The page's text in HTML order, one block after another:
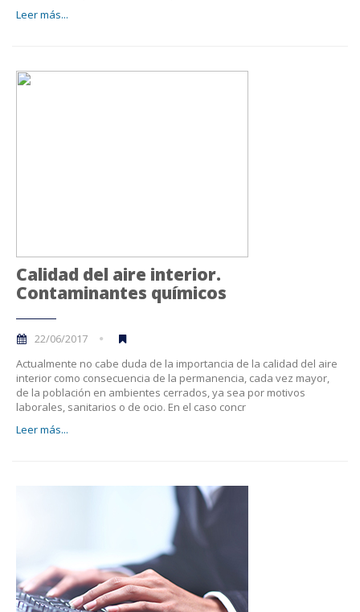
Leer más...
Calidad del aire interior.
Contaminantes químicos
22/06/2017
Actualmente no cabe duda de la importancia de la calidad del aire
interior como consecuencia de la permanencia, cada vez mayor,
de la población en ambientes cerrados, ya sea por motivos
laborales, sanitarios o de ocio. En el caso concr
Leer más...